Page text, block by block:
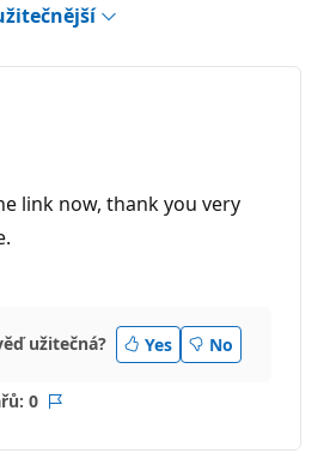
link now, thank you very
užitečná? Yes No
0